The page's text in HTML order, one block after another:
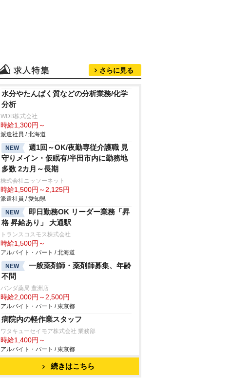
さらに見る
水分やたんぱく質などの分析業務/化学
分析
WDB株式会社
時給1,300円～
派遣社員 / 北海道
NEW
週1回～OK/夜勤専従介護職 見
守りメイン・仮眠有/半田市内に勤務地
多数 2カ月～長期
株式会社ニッソーネット
時給1,500円～2,125円
派遣社員 / 愛知県
NEW
即日勤務OK リーダー業務「昇
格 昇給あり」 大通駅
トランスコスモス株式会社
時給1,500円～
アルバイト・パート / 北海道
NEW
一般薬剤師・薬剤師募集、年齢
不問
パンダ薬局 豊洲店
時給2,000円～2,500円
アルバイト・パート / 東京都
病院内の軽作業スタッフ
ワタキューセイモア株式会社 業務部
時給1,400円～
アルバイト・パート / 東京都
続きはこちら